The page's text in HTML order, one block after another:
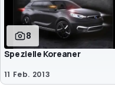
8
Spezielle Koreaner
11 Feb. 2013